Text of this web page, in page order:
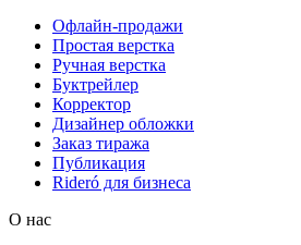
Офлайн-продажи
Простая верстка
Ручная верстка
Буктрейлер
Корректор
Дизайнер обложки
Заказ тиража
Публикация
Rideró для бизнеса
О нас